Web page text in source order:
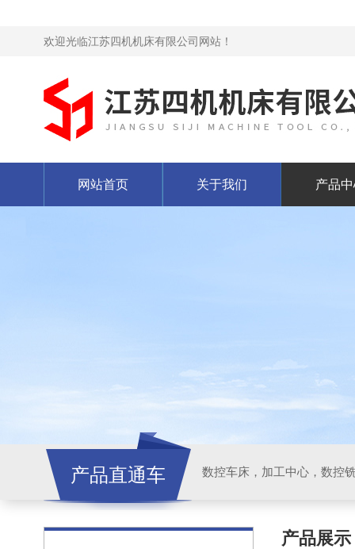
欢迎光临江苏四机机床有限公司网站！
网站首页 关于我们 产品
产品直通车
产品展示